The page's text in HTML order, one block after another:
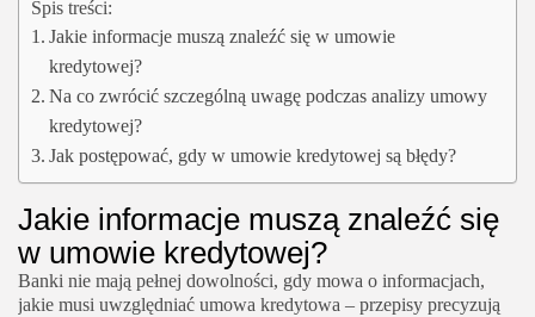
Spis treści:
Jakie informacje muszą znaleźć się w umowie
kredytowej?
Na co zwrócić szczególną uwagę podczas analizy umowy
kredytowej?
Jak postępować, gdy w umowie kredytowej są błędy?
Jakie informacje muszą znaleźć się
w umowie kredytowej?
Banki nie mają pełnej dowolności, gdy mowa o informacjach,
jakie musi uwzględniać umowa kredytowa – przepisy precyzują